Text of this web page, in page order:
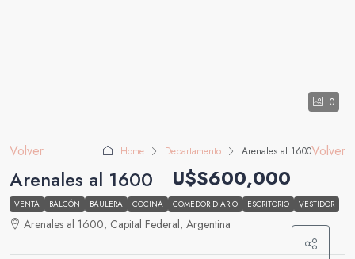
0
Volver Home Departamento Arenales al 1600Volver
Arenales al 1600 U$S600,000
VENTA BALCÓN BAULERA COCINA COMEDOR DIARIO ESCRITORIO VESTIDOR
Arenales al 1600, Capital Federal, Argentina